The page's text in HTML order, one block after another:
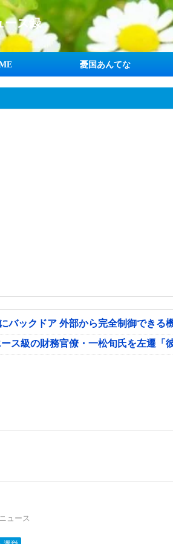
ース録
憂国あんてな
バックドア 外部から完全制御できる
ース級の財務官僚・一松旬氏を左遷
ュース